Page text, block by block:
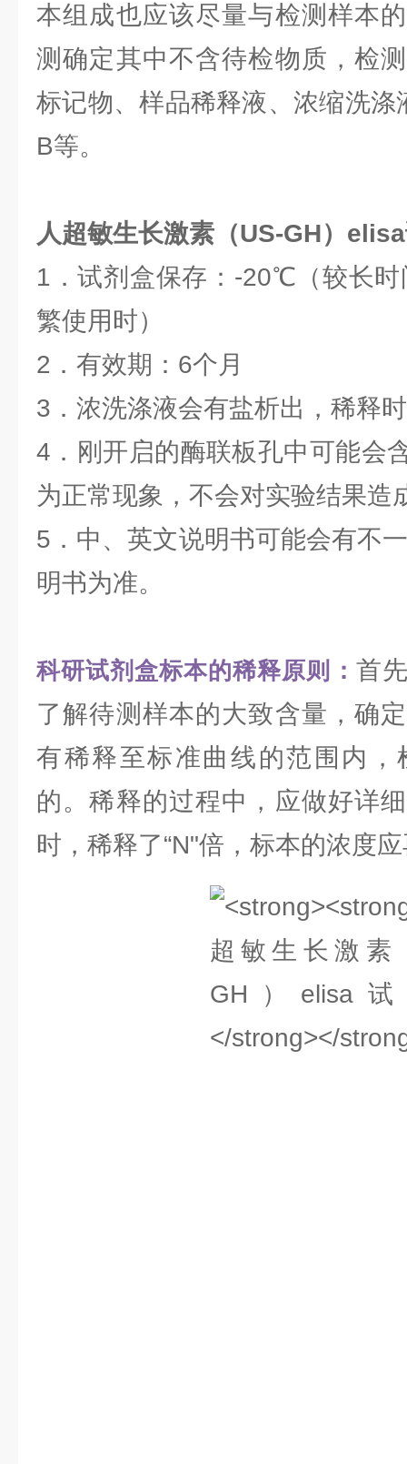
本组成也应该尽量与检测样本
测确定其中不含待检物质，检
标记物、样品稀释液、浓缩洗
B等。
人超敏生长激素（US-GH）
1．试剂盒保存：-20℃（较长
繁使用时）
2．有效期：6个月
3．浓洗涤液会有盐析出，稀释
4．刚开启的酶联板孔中可能会
为正常现象，不会对实验结果造
5．中、英文说明书可能会有不
明书为准。
科研试剂盒标本的稀释原则： 首
了解待测样本的大致含量，确
有稀释至标准曲线的范围内，
的。稀释的过程中，应做好详
时，稀释了“N"倍，标本的浓度